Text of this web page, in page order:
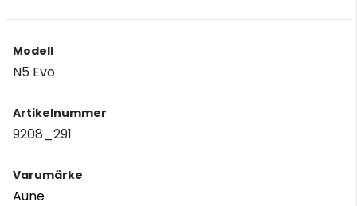
Modell
N5 Evo
Artikelnummer
9208_291
Varumärke
Aune